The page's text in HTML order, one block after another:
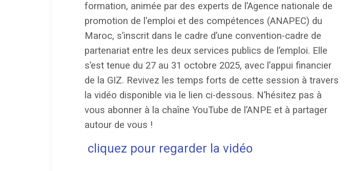
formation, animée par des experts de l’Agence nationale de
promotion de l'emploi et des compétences (ANAPEC) du
Maroc, s’inscrit dans le cadre d’une convention-cadre de
partenariat entre les deux services publics de l’emploi. Elle
s’est tenue du 27 au 31 octobre 2025, avec l’appui financier
de la GIZ. Revivez les temps forts de cette session à travers
la vidéo disponible via le lien ci-dessous. N’hésitez pas à
vous abonner à la chaîne YouTube de l’ANPE et à partager
autour de vous !
cliquez pour regarder la vidéo